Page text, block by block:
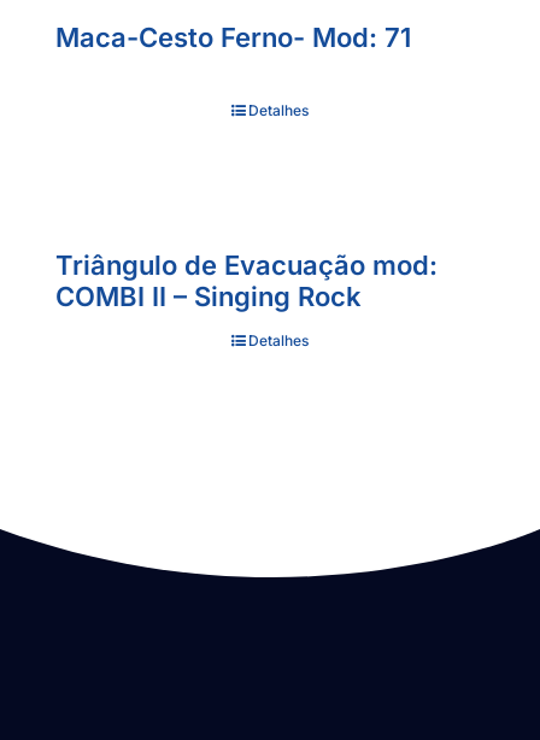
Maca-Cesto Ferno- Mod: 71
Detalhes
Triângulo de Evacuação mod:
COMBI II – Singing Rock
Detalhes